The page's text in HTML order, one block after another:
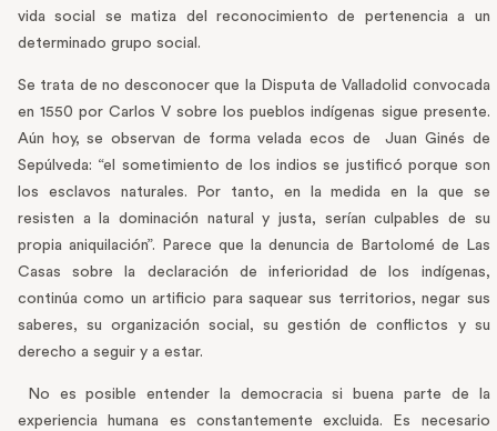
vida social se matiza del reconocimiento de pertenencia a un
determinado grupo social.
Se trata de no desconocer que la Disputa de Valladolid convocada
en 1550 por Carlos V sobre los pueblos indígenas sigue presente.
Aún hoy, se observan de forma velada ecos de Juan Ginés de
Sepúlveda: “el sometimiento de los indios se justificó porque son
los esclavos naturales. Por tanto, en la medida en la que se
resisten a la dominación natural y justa, serían culpables de su
propia aniquilación”. Parece que la denuncia de Bartolomé de Las
Casas sobre la declaración de inferioridad de los indígenas,
continúa como un artificio para saquear sus territorios, negar sus
saberes, su organización social, su gestión de conflictos y su
derecho a seguir y a estar.
No es posible entender la democracia si buena parte de la
experiencia humana es constantemente excluida. Es necesario